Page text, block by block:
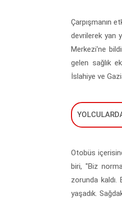
Çarpışmanın
devrilerek yan
Merkezi'ne
gelen sağlık
İslahiye ve
Otobüs
biri, "Biz
zorunda
yaşadık.